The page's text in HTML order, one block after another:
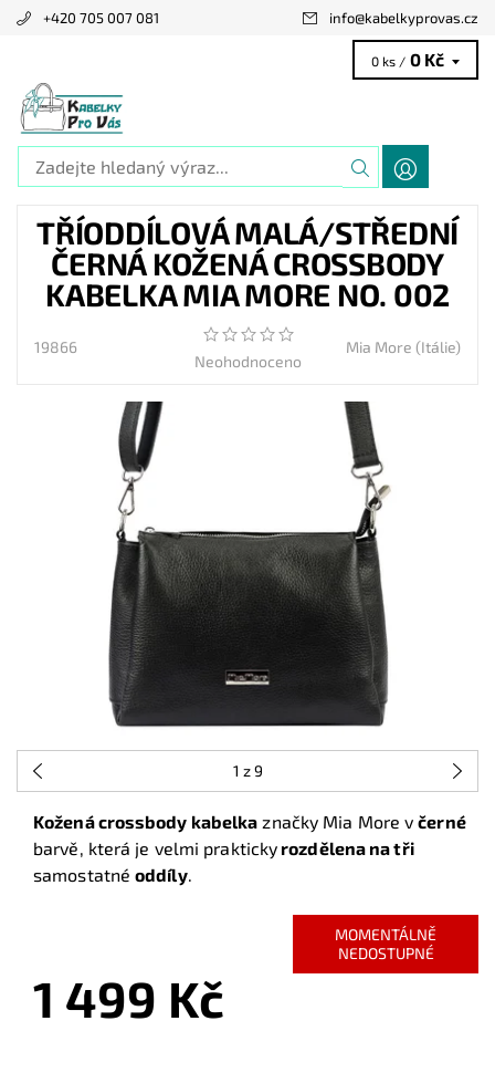
+420 705 007 081 info@kabelkyprovas.cz
0 ks / 0 Kč
TŘÍODDÍLOVÁ MALÁ/STŘEDNÍ
ČERNÁ KOŽENÁ CROSSBODY
KABELKA MIA MORE NO. 002
19866
Neohodnoceno
Mia More (Itálie)
1 z 9
Kožená crossbody kabelka značky Mia More včerné
barvě, která je velmi prakticky rozdělena na tři
samostatnéoddíly.
MOMENTÁLNĚ
NEDOSTUPNÉ
1 499 Kč